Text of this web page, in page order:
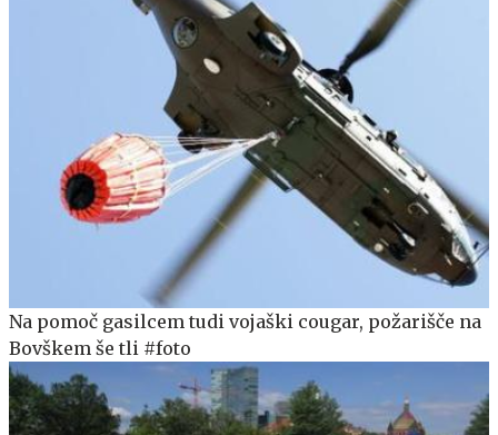
Na pomoč gasilcem tudi vojaški cougar, požarišče na
Bovškem še tli #foto